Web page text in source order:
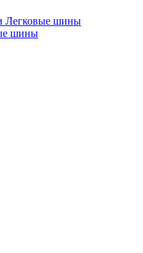
Легковые шины
шины